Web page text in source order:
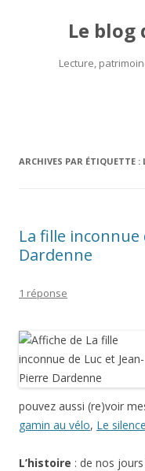
Le blog
Lecture,
ARCHIVES PAR ÉTIQUETTE :
La fille inconnue
Dardenne
1 réponse
pouvez aussi (re)voir
gamin au vélo, Le
L’histoire : de nos